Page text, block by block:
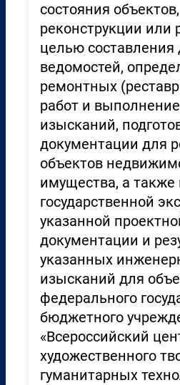
состояния
реконструкции или
целью
ведомостей,
ремонтных
работ и
изысканий,
документации для
объектов
имущества, а также
государственной
указанной
документации и
указанных
изысканий для
федерального
бюджетного
«Всероссийский
художественного
гуманитарных